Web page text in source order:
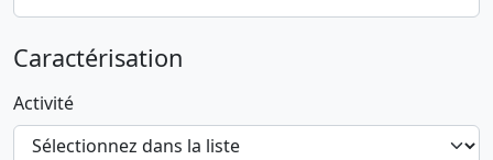
Caractérisation
Activité